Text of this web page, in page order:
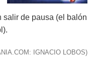
salir de pausa (el balón
IGNACIO LOBOS)